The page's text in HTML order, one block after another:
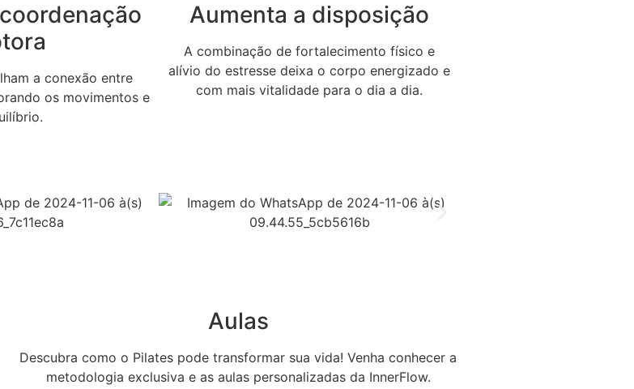
a conexão entre
os movimentos e
Aumenta a disposição
A combinação de fortalecimento físico e
alívio do estresse deixa o corpo energizado e
com mais vitalidade para o dia a dia.
Aulas
Descubra como o Pilates pode transformar sua vida! Venha conhecer a
metodologia exclusiva e as aulas personalizadas da InnerFlow.